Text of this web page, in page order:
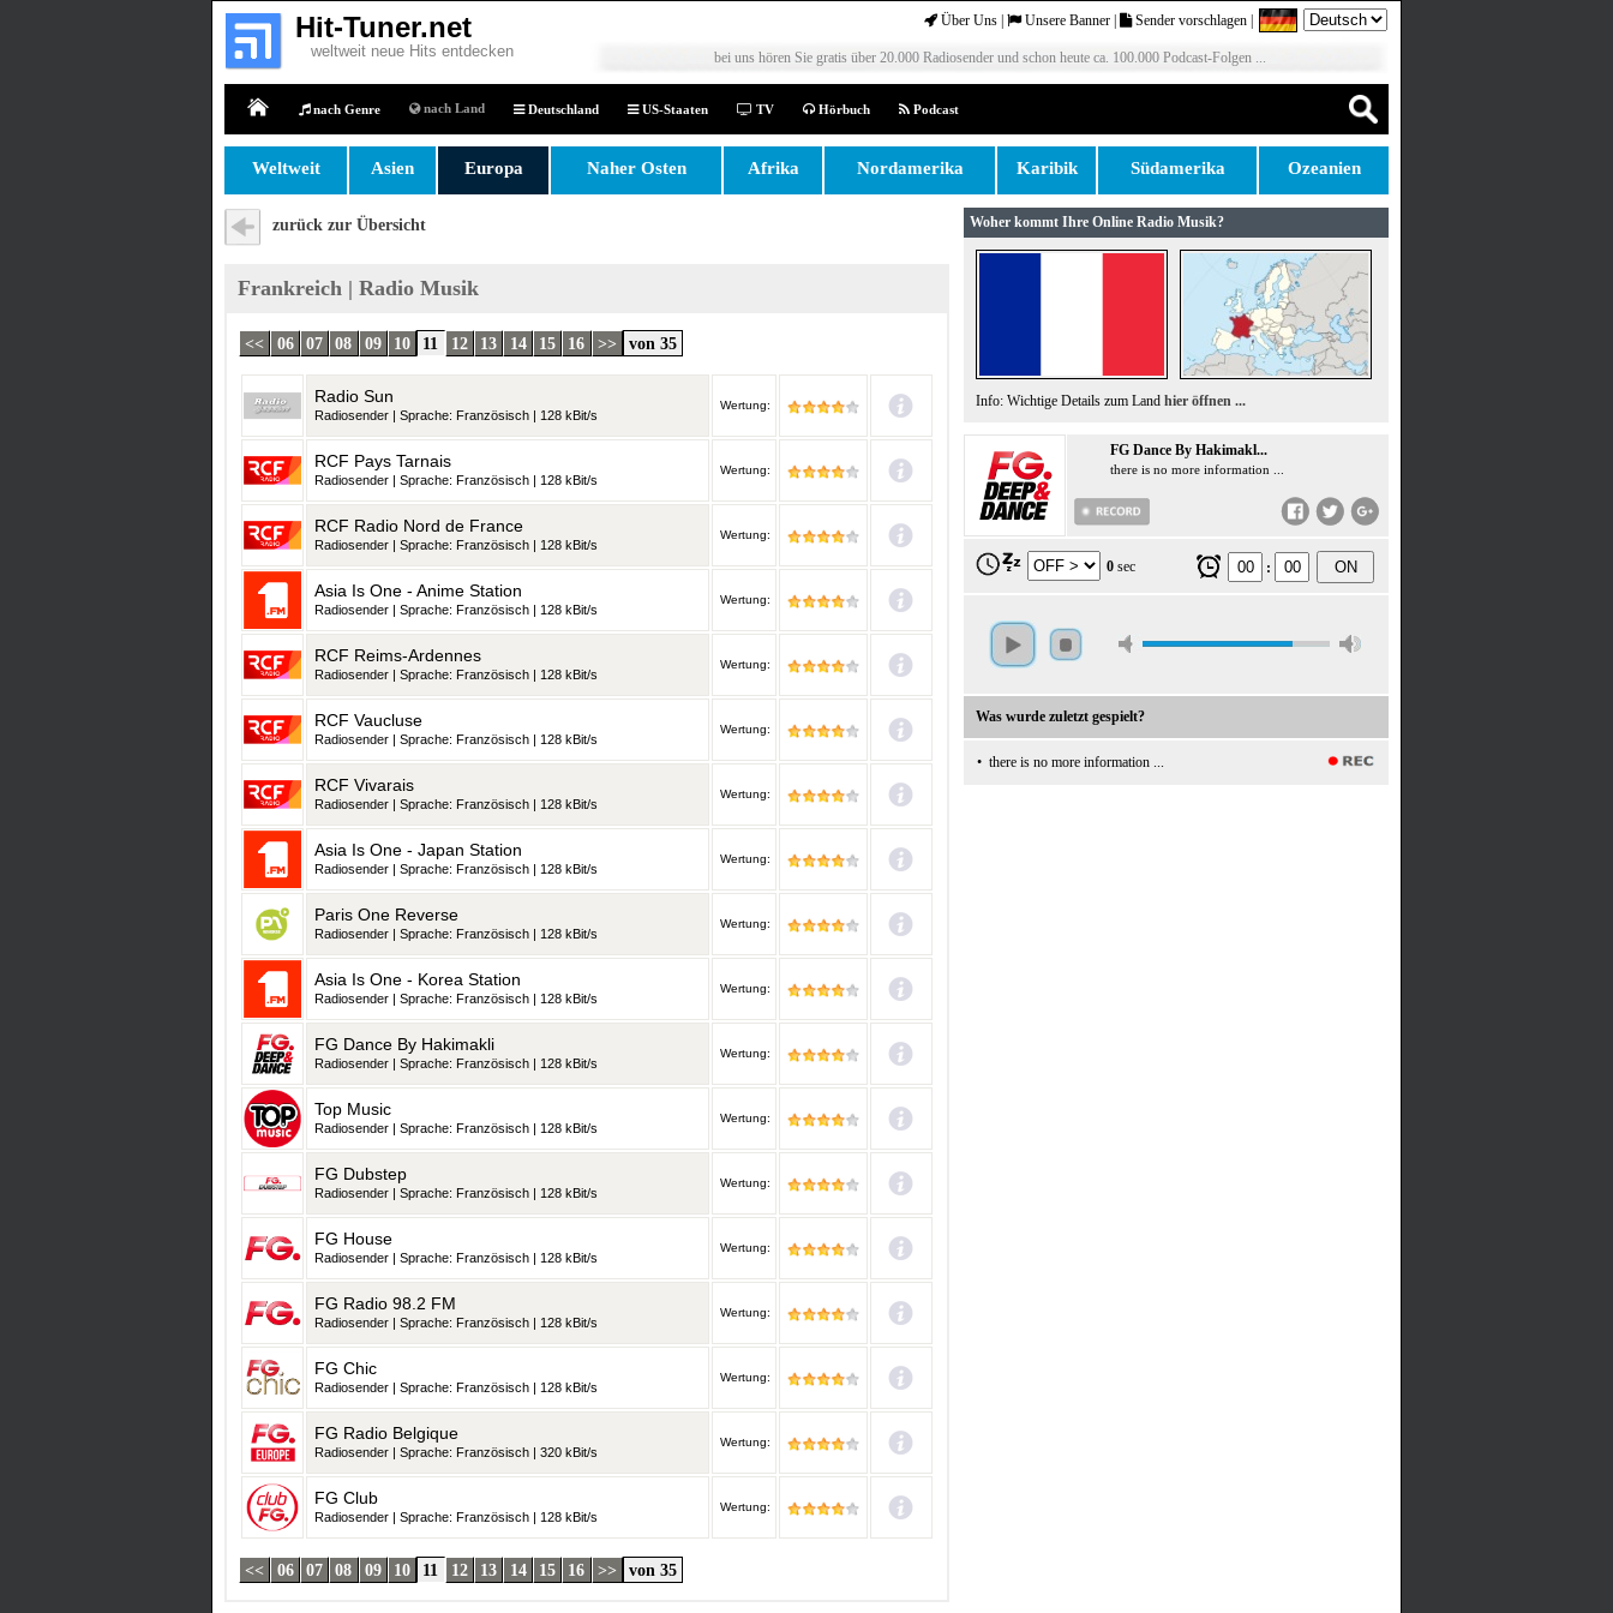
Hit-Tuner.net
weltweit neue Hits entdecken
Über Uns Unsere Banner Sender vorschlagen
bei uns hören Sie gratis über 20.000 Radiosender und schon heute ca. 100.000 Podcast-Folgen ...
nach Genre nach Land Deutschland US-Staaten TV Hörbuch Podcast
Weltweit Asien Europa Naher Osten Afrika Nordamerika Karibik Südamerika Ozeanien
zurück zur Übersicht
Frankreich | Radio Musik
<< 06 07 08 09 10 11 12 13 14 15 16 >> von 35
Radio Sun
Radiosender | Sprache: Französisch | 128 kBit/s
Wertung:
RCF Pays Tarnais
Radiosender | Sprache: Französisch | 128 kBit/s
Wertung:
RCF Radio Nord de France
Radiosender | Sprache: Französisch | 128 kBit/s
Wertung:
Asia Is One - Anime Station
Radiosender | Sprache: Französisch | 128 kBit/s
Wertung:
RCF Reims-Ardennes
Radiosender | Sprache: Französisch | 128 kBit/s
Wertung:
RCF Vaucluse
Radiosender | Sprache: Französisch | 128 kBit/s
Wertung:
RCF Vivarais
Radiosender | Sprache: Französisch | 128 kBit/s
Wertung:
Asia Is One - Japan Station
Radiosender | Sprache: Französisch | 128 kBit/s
Wertung:
Paris One Reverse
Radiosender | Sprache: Französisch | 128 kBit/s
Wertung:
Asia Is One - Korea Station
Radiosender | Sprache: Französisch | 128 kBit/s
Wertung:
FG Dance By Hakimakli
Radiosender | Sprache: Französisch | 128 kBit/s
Wertung:
Top Music
Radiosender | Sprache: Französisch | 128 kBit/s
Wertung:
FG Dubstep
Radiosender | Sprache: Französisch | 128 kBit/s
Wertung:
FG House
Radiosender | Sprache: Französisch | 128 kBit/s
Wertung:
FG Radio 98.2 FM
Radiosender | Sprache: Französisch | 128 kBit/s
Wertung:
FG Chic
Radiosender | Sprache: Französisch | 128 kBit/s
Wertung:
FG Radio Belgique
Radiosender | Sprache: Französisch | 320 kBit/s
Wertung:
FG Club
Radiosender | Sprache: Französisch | 128 kBit/s
Wertung:
<< 06 07 08 09 10 11 12 13 14 15 16 >> von 35
Woher kommt Ihre Online Radio Musik?
Info: Wichtige Details zum Land hier öffnen ...
FG Dance By Hakimakl...
there is no more information ...
0 sec : ON
Was wurde zuletzt gespielt?
• there is no more information ...